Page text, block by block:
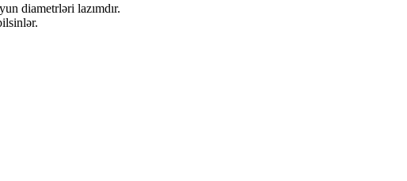
diametrləri lazımdır.